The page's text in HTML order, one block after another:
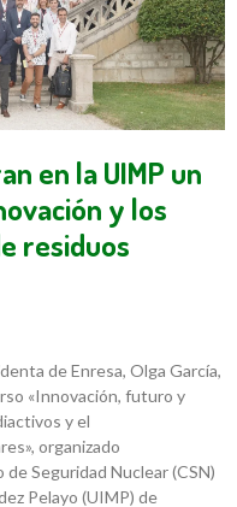
en la UIMP un
y los
residuos
de Enresa, Olga García,
«Innovación, futuro y
y el
organizado
Seguridad Nuclear (CSN)
Pelayo (UIMP) de